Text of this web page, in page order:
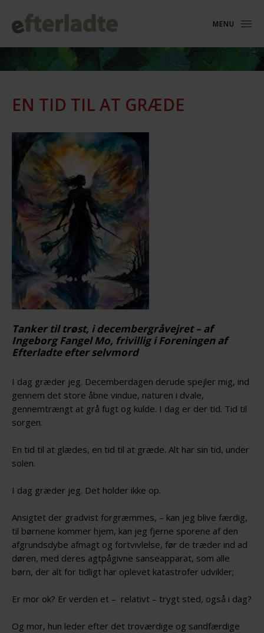
MENU
EN TID TIL AT GRÆDE
Tanker til trøst, i decembergråvejret – af
Ingeborg Fangel Mo, frivillig i Foreningen af
Efterladte efter selvmord
I dag græder jeg. Decemberdagen derude spejler mig, ind
gennem det store åbne vindue, naturen i dvale,
gennemtrængt at grå fugt og kulde. I dag er der tid. Tid til
sorgen.
En tid til at glædes, en tid til at græde. Alt har sin tid, under
solen.
I dag græder jeg. Det holder ikke op.
Ansigtet der gradvist forgræmmes, – kan jeg blive færdig,
til børnene kommer hjem, kan jeg fjerne sporene af den
afgrundsdybe afmagt og fortvivlelse, før de træder ind ad
døren, med deres agtpågivne sanseapparat, som alle
børn, der alt for tidligt har oplevet katastrofer udvikler;
Er mor ok? Er verden et – relativt – trygt sted, også i dag?
Og mor, hun leder efter det troværdige og sandfærdige